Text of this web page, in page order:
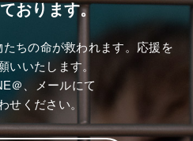
おります。
ちの命が救われます。応援を
いいたします。
＠、メールにて
せください。